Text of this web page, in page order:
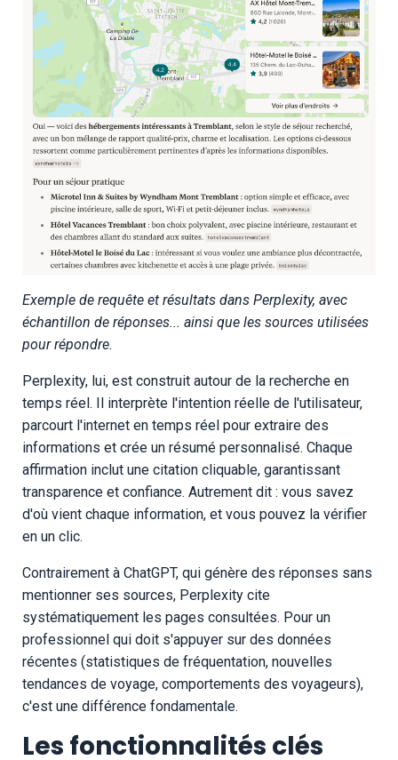
Exemple de requête et résultats dans Perplexity, avec
échantillon de réponses... ainsi que les sources utilisées
pour répondre.
Perplexity, lui, est construit autour de la recherche en
temps réel. Il interprète l'intention réelle de l'utilisateur,
parcourt l'internet en temps réel pour extraire des
informations et crée un résumé personnalisé. Chaque
affirmation inclut une citation cliquable, garantissant
transparence et confiance. Autrement dit : vous savez
d'où vient chaque information, et vous pouvez la vérifier
en un clic.
Contrairement à ChatGPT, qui génère des réponses sans
mentionner ses sources, Perplexity cite
systématiquement les pages consultées. Pour un
professionnel qui doit s'appuyer sur des données
récentes (statistiques de fréquentation, nouvelles
tendances de voyage, comportements des voyageurs),
c'est une différence fondamentale.
Les fonctionnalités clés